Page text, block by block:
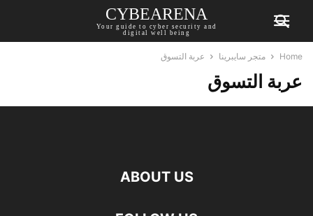
CYBEARENA
Your guide to cyber security and
digital well being
Home متجر سايبرينا عربة التسوق
عربة التسوق
ABOUT US